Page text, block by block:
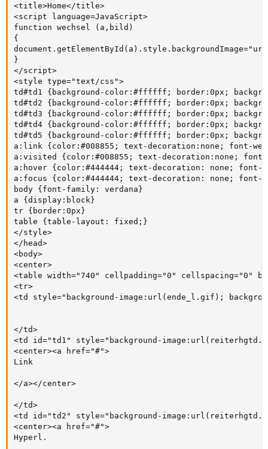
<title>Home</title>
<script language=JavaScript>
function wechsel (a,bild)
{
}
</script>
<style type="text/css">
td#td1 {background-color:#ffffff; border:0px;
td#td2 {background-color:#ffffff; border:0px;
td#td3 {background-color:#ffffff; border:0px;
td#td4 {background-color:#ffffff; border:0px;
td#td5 {background-color:#ffffff; border:0px;
a:link {color:#008855; text-decoration:none; font-
a:visited {color:#008855; text-decoration:none;
a:hover {color:#444444; text-decoration: none;
a:focus {color:#444444; text-decoration: none;
body {font-family: verdana}
a {display:block}
tr {border:0px}
table {table-layout: fixed;}
</style>
</head>
<body>
<center>
<table width="740" cellpadding="0" cellspacing="0"
<tr>
<td style="background-image:url(ende_l.gif);
</td>
<td id="td1" style="background-
<center><a href="#">
Link
</a></center>
</td>
<td id="td2" style="background-
<center><a href="#">
Hyperl.